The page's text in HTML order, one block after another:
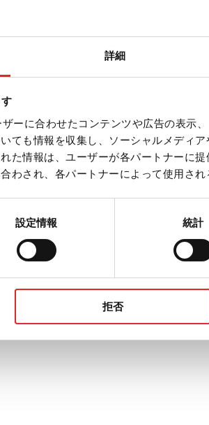
詳細
ーに合わせたコンテンツや広告の表示
ても情報を収集し、ソーシャルメディ
た情報は、ユーザーが各パートナーに
わされ、各パートナーによって使用され
設定情報 統計
拒否
詳細